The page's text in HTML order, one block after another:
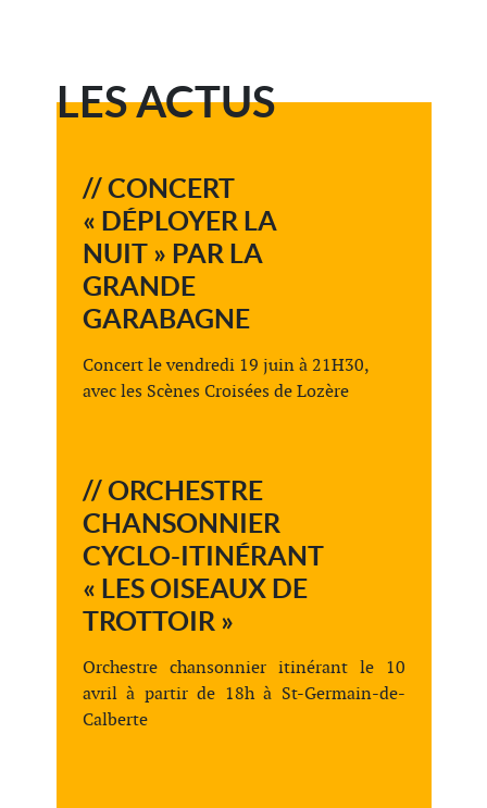
LES ACTUS
// CONCERT
« DÉPLOYER LA
NUIT » PAR LA
GRANDE
GARABAGNE
Concert le vendredi 19 juin à 21H30,
avec les Scènes Croisées de Lozère
// ORCHESTRE
CHANSONNIER
CYCLO-ITINÉRANT
« LES OISEAUX DE
TROTTOIR »
Orchestre chansonnier itinérant le 10
avril à partir de 18h à St-Germain-de-
Calberte